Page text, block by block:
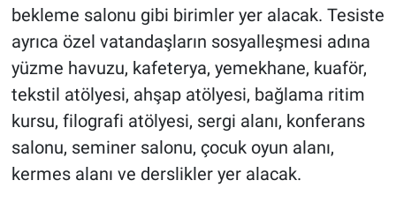
bekleme salonu gibi birimler yer alacak. Tesiste
ayrıca özel vatandaşların sosyalleşmesi adına
yüzme havuzu, kafeterya, yemekhane, kuaför,
tekstil atölyesi, ahşap atölyesi, bağlama ritim
kursu, filografi atölyesi, sergi alanı, konferans
salonu, seminer salonu, çocuk oyun alanı,
kermes alanı ve derslikler yer alacak.